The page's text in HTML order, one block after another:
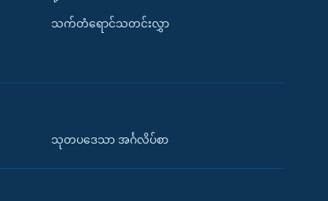
သက်တံရောင်သတင်းလွှာ
သုတပဒေသာ အင်္ဂလိပ်စာ